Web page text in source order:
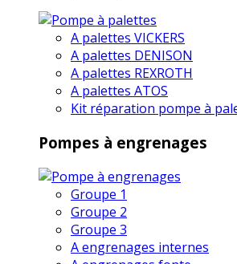
A palettes VICKERS
A palettes DENISON
A palettes REXROTH
A palettes ATOS
Kit réparation pompe à
Pompes à engrenages
Groupe 1
Groupe 2
Groupe 3
A engrenages internes